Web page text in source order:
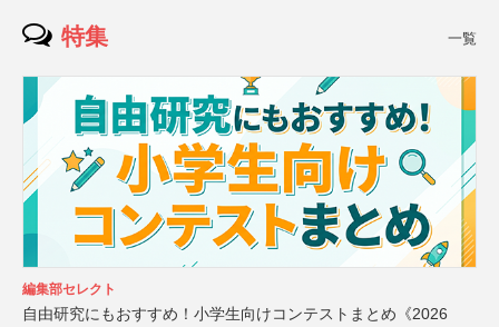
特集 一覧
編集部セレクト
自由研究にもおすすめ！小学生向けコンテストまとめ《2026